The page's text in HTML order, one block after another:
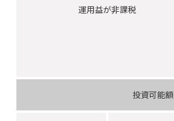
運用益が非課税
投資可能額